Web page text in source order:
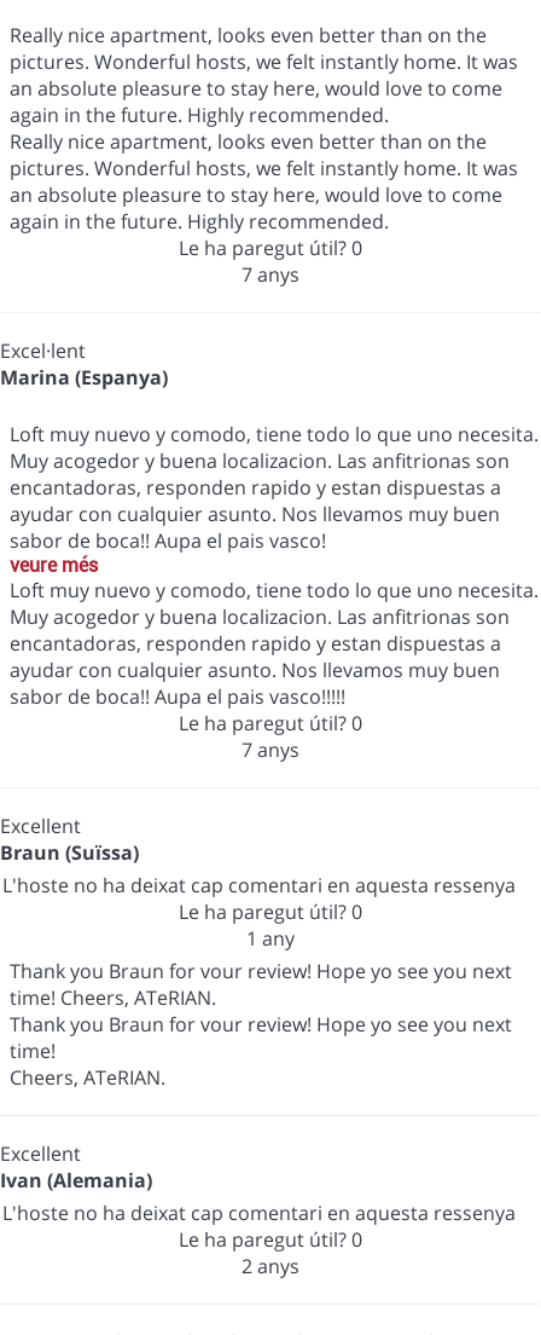
Really nice apartment, looks even better than on the
pictures. Wonderful hosts, we felt instantly home. It was
an absolute pleasure to stay here, would love to come
again in the future. Highly recommended.
Really nice apartment, looks even better than on the
pictures. Wonderful hosts, we felt instantly home. It was
an absolute pleasure to stay here, would love to come
again in the future. Highly recommended.
Le ha paregut útil?0
7 anys
Excel·lent
Marina (Espanya)
Loft muy nuevo y comodo, tiene todo lo que uno necesita.
Muy acogedor y buena localizacion. Las anfitrionas son
encantadoras, responden rapido y estan dispuestas a
ayudar con cualquier asunto. Nos llevamos muy buen
sabor de boca!! Aupa el pais vasco!
veure més
Loft muy nuevo y comodo, tiene todo lo que uno necesita.
Muy acogedor y buena localizacion. Las anfitrionas son
encantadoras, responden rapido y estan dispuestas a
ayudar con cualquier asunto. Nos llevamos muy buen
sabor de boca!! Aupa el pais vasco!!!!!
Le ha paregut útil?0
7 anys
Excellent
Braun (Suïssa)
L'hoste no ha deixat cap comentari en aquesta ressenya
Le ha paregut útil?0
1 any
Thank you Braun for vour review! Hope yo see you next
time! Cheers, ATeRIAN.
Thank you Braun for vour review! Hope yo see you next
time!
Cheers, ATeRIAN.
Excellent
Ivan (Alemania)
L'hoste no ha deixat cap comentari en aquesta ressenya
Le ha paregut útil?0
2 anys